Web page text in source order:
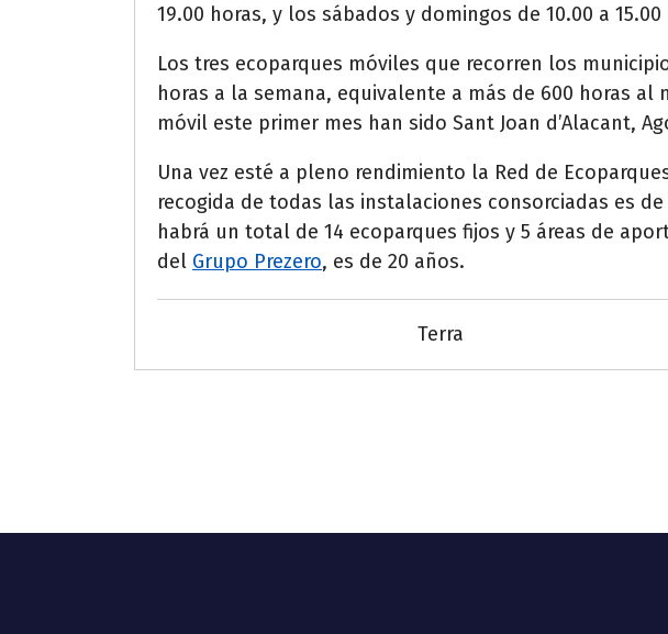
19.00 horas, y los sábados y domingos de 10.00 a 15.00
Los tres ecoparques móviles que recorren los
horas a la semana, equivalente a más de 600 horas
móvil este primer mes han sido Sant Joan d’Alacant,
Una vez esté a pleno rendimiento la Red de
recogida de todas las instalaciones consorciadas es
habrá un total de 14 ecoparques fijos y 5 áreas de
del Grupo Prezero, es de 20 años.
Terra